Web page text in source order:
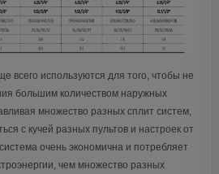
всего используются для того, чтобы не
большим количеством наружных
множество разных сплит систем,
с кучей разных пультов и настроек от
очень экономична и потребляет
чем множество разных